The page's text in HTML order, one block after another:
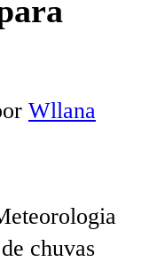
Wllana
chuvas